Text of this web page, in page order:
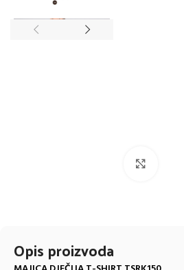
Opis proizvoda